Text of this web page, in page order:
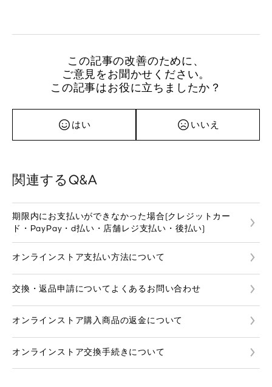
この記事の改善のために、
ご意見をお聞かせください。
この記事はお役に立ちましたか？
はい いいえ
関連するQ&A
期限内にお支払いができなかった場合(クレジットカー
ド・PayPay・d払い・店舗レジ支払い・後払い)
オンラインストア支払い方法について
交換・返品申請についてよくあるお問い合わせ
オンラインストア購入商品の返金について
オンラインストア交換手続きについて